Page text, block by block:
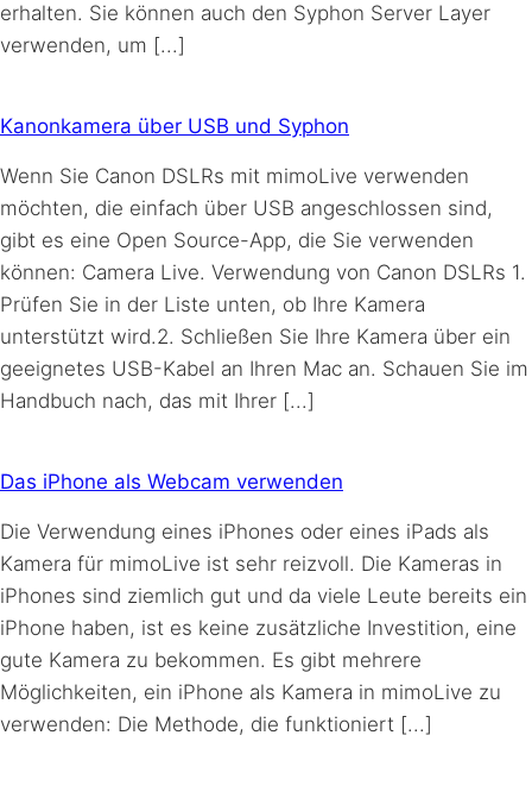
erhalten. Sie können auch den Syphon Server Layer
verwenden, um [...]
Kanonkamera über USB und Syphon
Wenn Sie Canon DSLRs mit mimoLive verwenden
möchten, die einfach über USB angeschlossen sind,
gibt es eine Open Source-App, die Sie verwenden
können: Camera Live. Verwendung von Canon DSLRs 1.
Prüfen Sie in der Liste unten, ob Ihre Kamera
unterstützt wird.2. Schließen Sie Ihre Kamera über ein
geeignetes USB-Kabel an Ihren Mac an. Schauen Sie im
Handbuch nach, das mit Ihrer [...]
Das iPhone als Webcam verwenden
Die Verwendung eines iPhones oder eines iPads als
Kamera für mimoLive ist sehr reizvoll. Die Kameras in
iPhones sind ziemlich gut und da viele Leute bereits ein
iPhone haben, ist es keine zusätzliche Investition, eine
gute Kamera zu bekommen. Es gibt mehrere
Möglichkeiten, ein iPhone als Kamera in mimoLive zu
verwenden: Die Methode, die funktioniert [...]